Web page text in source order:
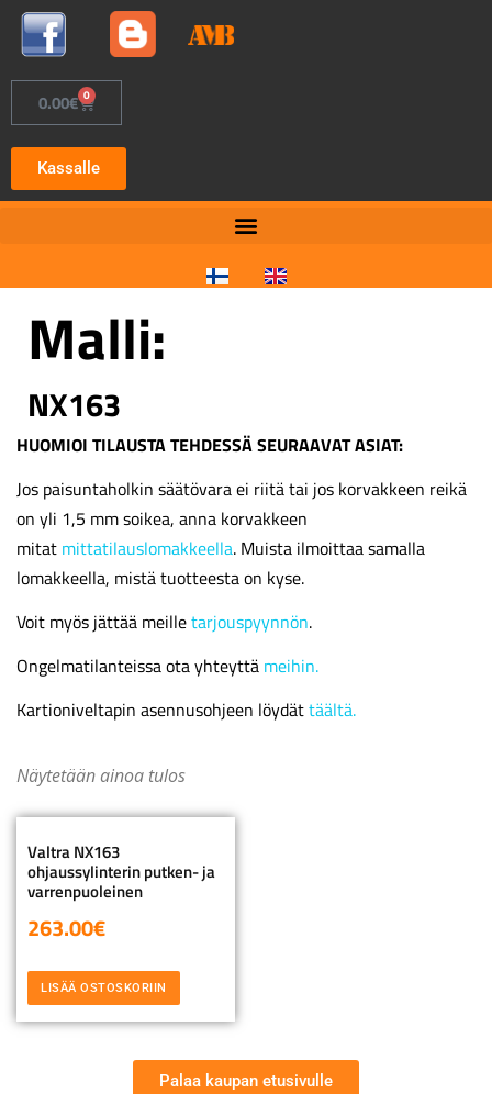
0.00€ 0
Kassalle
Malli:
NX163
HUOMIOI TILAUSTA TEHDESSÄ SEURAAVAT ASIAT:
Jos paisuntaholkin säätövara ei riitä tai jos korvakkeen reikä
on yli 1,5 mm soikea, anna korvakkeen
mitat mittatilauslomakkeella. Muista ilmoittaa samalla
lomakkeella, mistä tuotteesta on kyse.
Voit myös jättää meilletarjouspyynnön.
Ongelmatilanteissa ota yhteyttä meihin.
Kartioniveltapin asennusohjeen löydättäältä.
Näytetään ainoa tulos
Valtra NX163
ohjaussylinterin putken- ja
varrenpuoleinen
263.00€
LISÄÄ OSTOSKORIIN
Palaa kaupan etusivulle